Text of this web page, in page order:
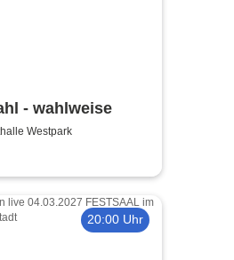
- wahlweise
Westpark
20:00 Uhr